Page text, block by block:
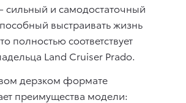
сильный и самодостаточный
выстраивать жизнь
полностью соответствует
Land Cruiser Prado.
дерзком формате
преимущества модели: